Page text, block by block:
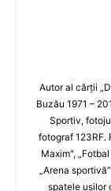
Autor al cărţii
Buzău 1971 –
Sportiv,
fotograf 123RF.
Maxim", „Fotbal
„Arena
spatele uşilor